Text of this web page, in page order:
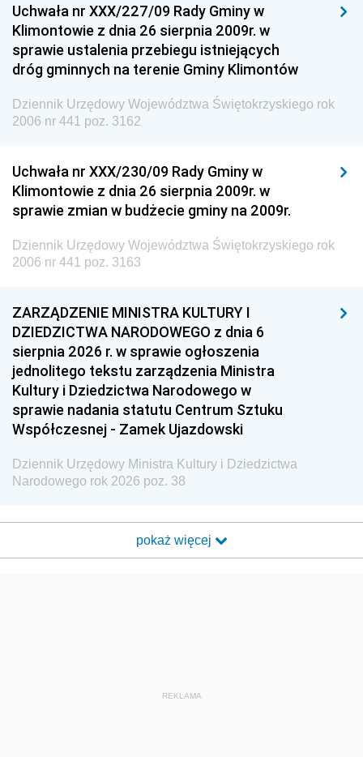
Uchwała nr XXX/227/09 Rady Gminy w
Klimontowie z dnia 26 sierpnia 2009r. w
sprawie ustalenia przebiegu istniejących
dróg gminnych na terenie Gminy Klimontów
Dziennik Urzędowy Województwa Świętokrzyskiego rok
2006 nr 441 poz. 3162
Uchwała nr XXX/230/09 Rady Gminy w
Klimontowie z dnia 26 sierpnia 2009r. w
sprawie zmian w budżecie gminy na 2009r.
Dziennik Urzędowy Województwa Świętokrzyskiego rok
2006 nr 441 poz. 3163
ZARZĄDZENIE MINISTRA KULTURY I
DZIEDZICTWA NARODOWEGO z dnia 6
sierpnia 2026 r. w sprawie ogłoszenia
jednolitego tekstu zarządzenia Ministra
Kultury i Dziedzictwa Narodowego w
sprawie nadania statutu Centrum Sztuku
Współczesnej - Zamek Ujazdowski
Dziennik Urzędowy Ministra Kultury i Dziedzictwa
Narodowego rok 2026 poz. 38
pokaż więcej
REKLAMA